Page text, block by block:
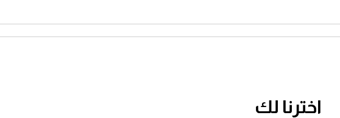
اخترنا لك